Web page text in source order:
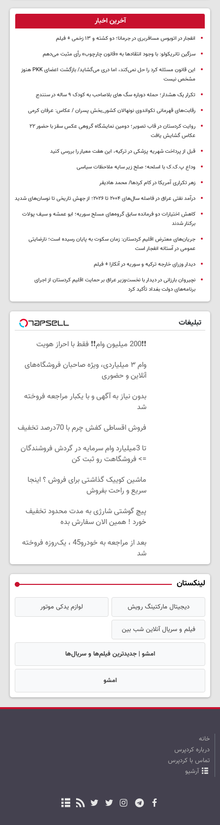
آخرین اخبار
انفجار در اتوبوس مسافربری در جرمانا؛ دو کشته و ۱۳ زخمی + فیلم
سزگین تانریکولو: با وجود انتقادها به «قانون چارچوب» رأی مثبت می‌دهم
این قانون مسئله کرد را حل نمی‌کند، اما دری می‌گشاید/ بازگشت اعضای PKK هنوز
مشخص نیست
تکرار یک هشدار؛ حمله دوباره سگ های بلاصاحب به کودک ۹ ساله در سنندج
رقابت‌های قهرمانی تکواندوی نونهالان کشور_بخش پسران / عکاس: عرفان کرمی
روایت کردستان در قاب تصویر؛ دومین نمایشگاه گروهی عکس سقز با حضور ۲۲
عکاس گشایش یافت
قبل از پرداخت شهریه پزشکی در ترکیه، این هفت معیار را بررسی کنید
وداع پ.ک.ک با اسلحه؛ صلح زیر سایه ملاحظات سیاسی
زهر تکراری آمریکا در کام کردها/ محمد هادیفر
درآمد نفتی عراق در فاصله سال‌های ۲۰۰۴ تا ۲۰۲۶؛ از جهش تاریخی تا نوسان‌های شدید
کاهش اختیارات دو فرمانده سابق گروه‌های مسلح سوریه؛ ابو عمشه و سیف پولات
برکنار شدند
جریان‌های معترض اقلیم کردستان: زمان سکوت به پایان رسیده است؛ نارضایتی
عمومی در آستانه انفجار است
دیدار وزرای خارجه ترکیه و سوریه در آنکارا + فیلم
نچیروان بارزانی در دیدار با نخست‌وزیر عراق بر حمایت اقلیم کردستان از اجرای
برنامه‌های دولت بغداد تأکید کرد
تبلیغات
❗❗200 میلیون وام❗❗ فقط با احراز هویت
وام ۳ میلیاردی، ویژه صاحبان فروشگاه‌های
آنلاین و حضوری
بدون نیاز به آگهی و با یکبار مراجعه فروخته
شد
فروش اقساطی کفش چرم با 70درصد تخفیف
تا 3میلیارد وام سرمایه در گردش فروشندگان
=> فروشگاهت رو ثبت کن
ماشین کوییک گذاشتی برای فروش ؟ اینجا
سریع و راحت بفروش
پیچ گوشتی شارژی به مدت محدود تخفیف
خورد ! همین الان سفارش بده
بعد از مراجعه به خودرو45 ، یک‌روزه فروخته
شد
لینکستان
دیجیتال مارکتینگ رویش لوازم یدکی موتور
فیلم و سریال آنلاین شب بین
امشو | جدیدترین فیلم‌ها و سریال‌ها
امشو
خانه
درباره کردپرس
تماس با کردپرس
آرشیو